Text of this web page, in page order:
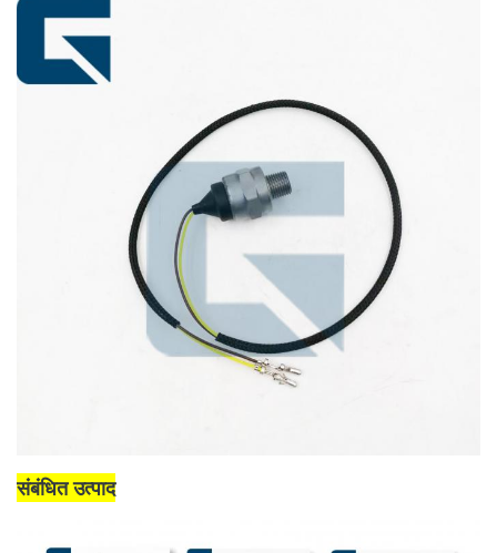
संबंधित उत्पाद